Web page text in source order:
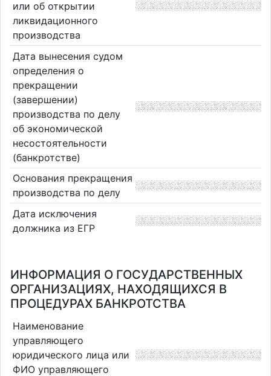
или об открытии
ликвидационного
производства
Дата вынесения судом
определения о
прекращении
(завершении)
производства по делу
об экономической
несостоятельности
(банкротстве)
Основания прекращения
производства по делу
Дата исключения
должника из ЕГР
ИНФОРМАЦИЯ О ГОСУДАРСТВЕННЫХ
ОРГАНИЗАЦИЯХ, НАХОДЯЩИХСЯ В
ПРОЦЕДУРАХ БАНКРОТСТВА
Наименование
управляющего
юридического лица или
ФИО управляющего